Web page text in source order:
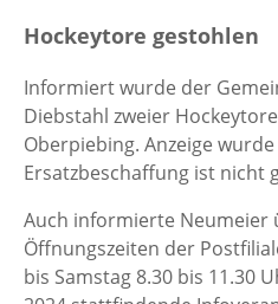
Hockeytore gestohlen
Informiert wurde der
Diebstahl zweier
Oberpiebing. Anzeige
Ersatzbeschaffung ist nicht
Auch informierte Neumeier
Öffnungszeiten der
bis Samstag 8.30 bis 11.30